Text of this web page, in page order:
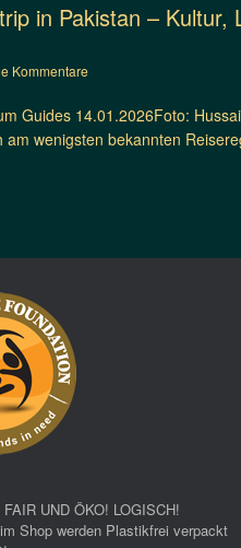
in Pakistan –
Kommentare
Guides 14.01.2026Foto:
wenigsten bekannten
UND ÖKO! LOGISCH!
Shop werden Plastikfrei verpackt